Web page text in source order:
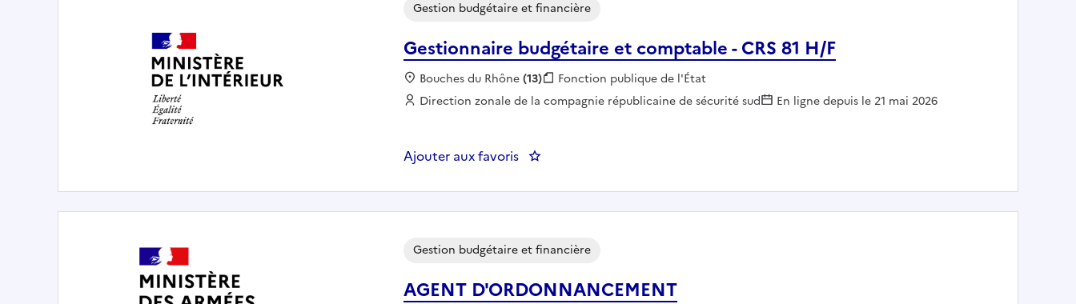
Gestionnaire budgétaire et comptable - CRS 81 H/F
Gestion budgétaire et financière
Localisation :
Bouches du Rhône(13) Fonction publique :
Fonction publique de l'État
Employeur :
Direction zonale de la compagnie républicaine de sécurité sud En ligne depuis le 21 mai 2026
Ajouter aux favoris : Gestionnaire budgétaire et comptable - CRS 81 H/F
AGENT D'ORDONNANCEMENT
Gestion budgétaire et financière